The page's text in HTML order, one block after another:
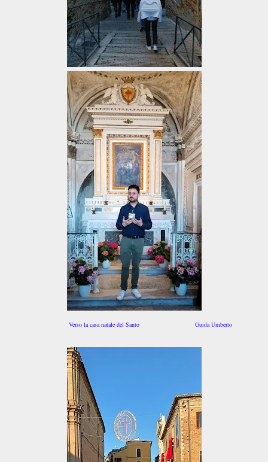
Verso la casa natale del Santo Guida Umberto